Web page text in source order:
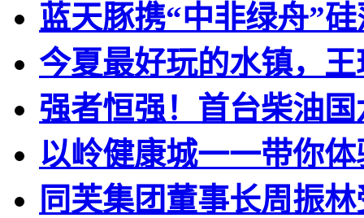
蓝天豚携“中非绿舟”
今夏最好玩的水镇，
强者恒强！首台柴油
以岭健康城一一带你
同芙集团董事长周振